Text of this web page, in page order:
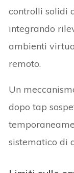
controlli solidi
integrando
ambienti
remoto.
Un
dopo tap
sistematico di